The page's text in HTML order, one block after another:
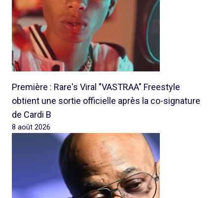
Première : Rare's Viral "VASTRAA" Freestyle
obtient une sortie officielle après la co-signature
de Cardi B
8 août 2026